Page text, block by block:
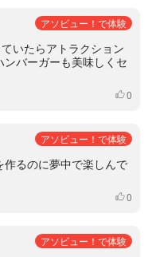
アソビュー！で体験
いたらアトラクション
バーガーも美味しくセ
いいね
0
アソビュー！で体験
るのに夢中で楽しんで
いいね
0
アソビュー！で体験